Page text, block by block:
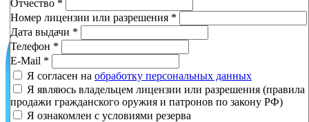
Отчество *
Номер лицензии или разрешения *
Дата выдачи *
Телефон *
E-Mail *
Я согласен на обработку персональных данных
Я являюсь владельцем лицензии или разрешения (правила
продажи гражданского оружия и патронов по закону РФ)
Я ознакомлен с условиями резерва